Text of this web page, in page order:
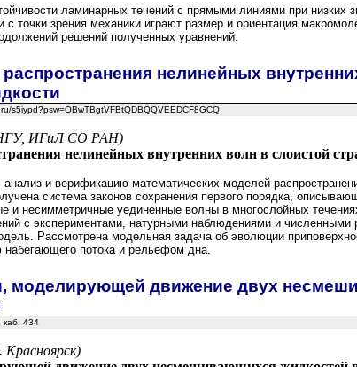
ламинарных течений с прямыми линиями при низких
точки зрения механики играют размер и ориентация
решений полученных уравнений.
нелинейных
s5iypd?psw=OBwTBgtVFBtQDBQQVEEDCF8GCQ
ИГиЛ СО РАН)
нелинейных внутренних волн в слоистой
анализ и верификацию математических моделей
система законов сохранения первого порядка,
и несимметричные уединенные волны в многослойных
с экспериментами, натурными наблюдениями и численными
Рассмотрена модельная задача об эволюции
потока и рельефом дна.
моделирующей движение двух
434